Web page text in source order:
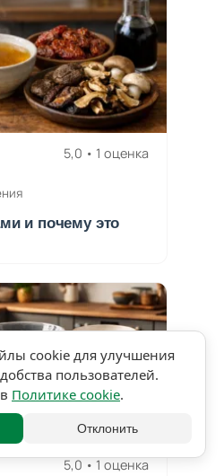
5,0 • 1 оценка
и почему это
5,0 • 1 оценка
cookie для улучшения
пользователей.
Политике cookie.
Отклонить